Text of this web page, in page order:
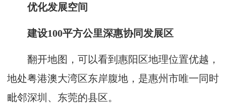
优化发展空间
建设100平方公里深惠协同发展区
翻开地图，可以看到惠阳区地理位置优越，
地处粤港澳大湾区东岸腹地，是惠州市唯一同时
毗邻深圳、东莞的县区。